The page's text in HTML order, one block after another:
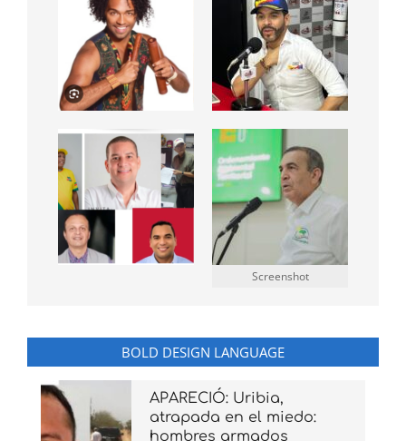
Screenshot
BOLD DESIGN LANGUAGE
APARECIÓ: Uribia,
atrapada en el miedo:
hombres armados